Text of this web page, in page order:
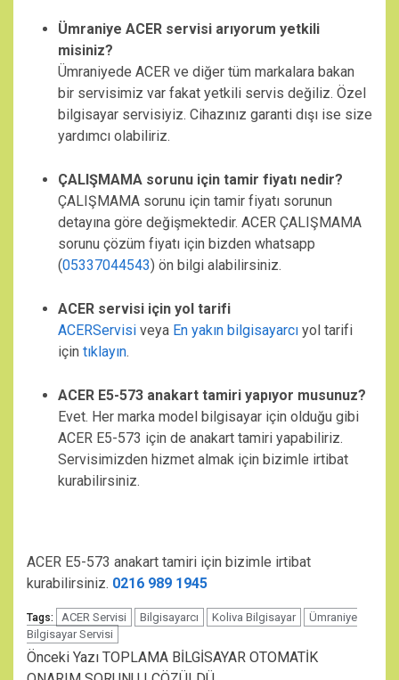
Ümraniye ACER servisi arıyorum yetkili
misiniz?
Ümraniyede ACER ve diğer tüm markalara bakan
bir servisimiz var fakat yetkili servis değiliz. Özel
bilgisayar servisiyiz. Cihazınız garanti dışı ise size
yardımcı olabiliriz.
ÇALIŞMAMA sorunu için tamir fiyatı nedir?
ÇALIŞMAMA sorunu için tamir fiyatı sorunun
detayına göre değişmektedir. ACER ÇALIŞMAMA
sorunu çözüm fiyatı için bizden whatsapp
(05337044543) ön bilgi alabilirsiniz.
ACER servisi için yol tarifi
ACERServisi veya En yakın bilgisayarcı yol tarifi
için tıklayın.
ACER E5-573 anakart tamiri yapıyor musunuz?
Evet. Her marka model bilgisayar için olduğu gibi
ACER E5-573 için de anakart tamiri yapabiliriz.
Servisimizden hizmet almak için bizimle irtibat
kurabilirsiniz.
ACER E5-573 anakart tamiri için bizimle irtibat
kurabilirsiniz. 0216 989 1945
Tags: ACER Servisi Bilgisayarcı Koliva Bilgisayar
Ümraniye
Bilgisayar Servisi
Continue
Önceki Yazı TOPLAMA BİLGİSAYAR OTOMATİK